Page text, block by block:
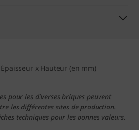
x Hauteur (en mm)
pour les diverses briques peuvent
les différentes sites de production.
techniques pour les bonnes valeurs.